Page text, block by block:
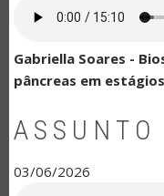
Gabriella Soares -
pâncreas em
03/06/2026